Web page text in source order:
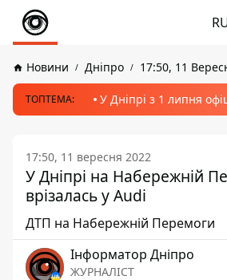
Новини Дніпро 17:50, 11
ТОПТЕМА: У Дніпрі з 1 липня
17:50, 11 вересня 2022
У Дніпрі на Набережній
врізалась у Audi
ДТП на Набережній Перемоги
Інформатор Дніпро
ЖУРНАЛІСТ